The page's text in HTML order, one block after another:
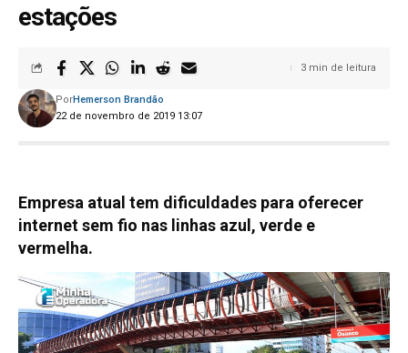
estações
22 de novembro de 2019 13:07
PorHemerson Brandão
3 min de leitura
Empresa atual tem dificuldades para oferecer
internet sem fio nas linhas azul, verde e
vermelha.